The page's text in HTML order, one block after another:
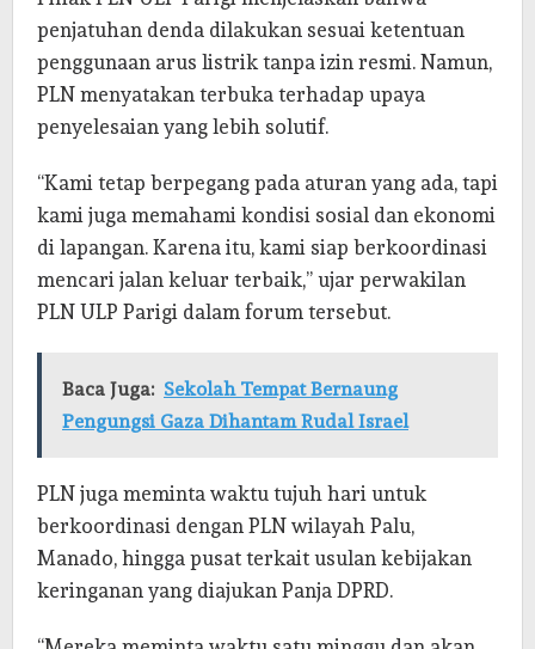
penjatuhan denda dilakukan sesuai ketentuan
penggunaan arus listrik tanpa izin resmi. Namun,
PLN menyatakan terbuka terhadap upaya
penyelesaian yang lebih solutif.
“Kami tetap berpegang pada aturan yang ada, tapi
kami juga memahami kondisi sosial dan ekonomi
di lapangan. Karena itu, kami siap berkoordinasi
mencari jalan keluar terbaik,” ujar perwakilan
PLN ULP Parigi dalam forum tersebut.
Baca Juga: Sekolah Tempat Bernaung
Pengungsi Gaza Dihantam Rudal Israel
PLN juga meminta waktu tujuh hari untuk
berkoordinasi dengan PLN wilayah Palu,
Manado, hingga pusat terkait usulan kebijakan
keringanan yang diajukan Panja DPRD.